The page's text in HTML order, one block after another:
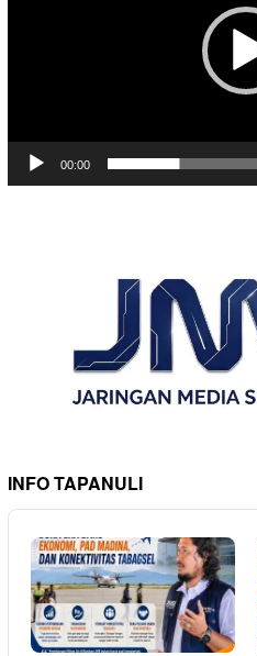
00:00
INFO TAPANULI